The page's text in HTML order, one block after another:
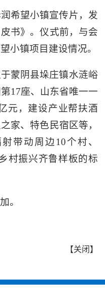
希望小镇宣传片，发
书》。仪式前，与会
小镇项目建设情况。
蒙阴县垛庄镇水涟峪
17座、山东省唯一一
元，建设产业帮扶酒
家、特色民宿区等，
带动周边10个村、
村振兴齐鲁样板的标
。
【关闭 】